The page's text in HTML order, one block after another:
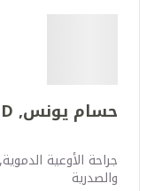
حسام يونس, MD
جراحة الأوعية
والصدرية